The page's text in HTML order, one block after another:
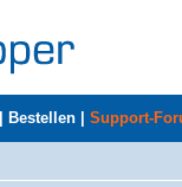
Bestellen Support-